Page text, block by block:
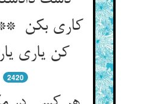
کاری بکن
کن یاری یاری بکن
2420